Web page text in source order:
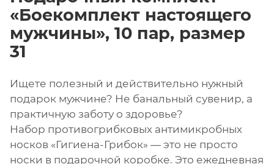
«Боекомплект настоящего
мужчины», 10 пар, размер
31
Ищете полезный и действительно нужный
подарок мужчине? Не банальный сувенир, а
практичную заботу о здоровье?
Набор противогрибковых антимикробных
носков «Гигиена-Грибок» — это не просто
носки в подарочной коробке. Это ежедневная